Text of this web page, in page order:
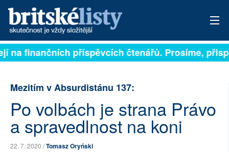
PŘIHLÁSIT
ROZHOVORY
TÉMATA
finančních příspěvcích čtenářů. Prosíme,
Mezitím v Absurdistánu 137:
Po volbách je strana Právo
a spravedlnost na koni
22. 7. 2020 /Tomasz Oryński